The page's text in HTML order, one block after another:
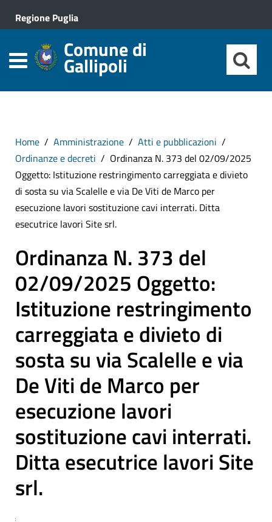
Regione Puglia
Comune di
Gallipoli
Home Amministrazione
Atti e pubblicazioni
Ordinanze e decreti
Ordinanza N. 373 del 02/09/2025
Oggetto: Istituzione restringimento carreggiata e divieto
di sosta su via Scalelle e via De Viti de Marco per
esecuzione lavori sostituzione cavi interrati. Ditta
esecutrice lavori Site srl.
Ordinanza N. 373 del
02/09/2025 Oggetto:
Istituzione restringimento
carreggiata e divieto di
sosta su via Scalelle e via
De Viti de Marco per
esecuzione lavori
sostituzione cavi interrati.
Ditta esecutrice lavori Site
srl.